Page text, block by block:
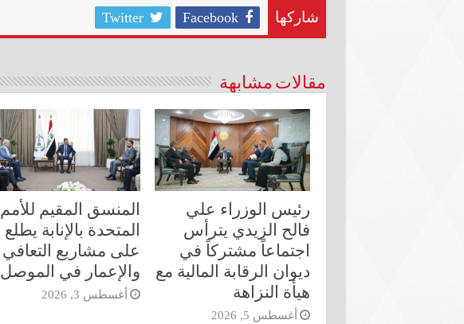
شاركها Facebook
Twitter
مقالات مشابهة
رئيس الوزراء علي
فالح الزيدي يترأس
اجتماعاً مشتركاً في
ديوان الرقابة المالية مع
هيأة النزاهة
أغسطس 5, 2026
المنسق المقيم للأمم
المتحدة بالإنابة يطلع
على مشاريع التعافي
والإعمار في الموصل
أغسطس 3, 2026